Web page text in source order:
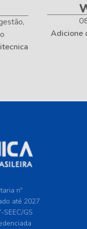
Adicione
nº
até 2027
SEEC/GS